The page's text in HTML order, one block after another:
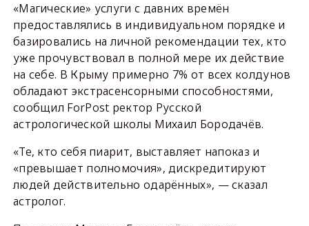
«Магические» услуги с давних времён
предоставлялись в индивидуальном порядке и
базировались на личной рекомендации тех, кто
уже прочувствовал в полной мере их действие
на себе. В Крыму примерно 7% от всех колдунов
обладают экстрасенсорными способностями,
сообщил ForPost ректор Русской
астрологической школы Михаил Бородачёв.
«Те, кто себя пиарит, выставляет напоказ и
«превышает полномочия», дискредитируют
людей действительно одарённых», — сказал
астролог.